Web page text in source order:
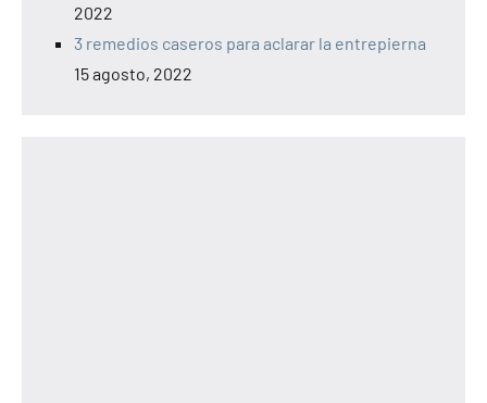
2022
3 remedios caseros para aclarar la entrepierna
15 agosto, 2022